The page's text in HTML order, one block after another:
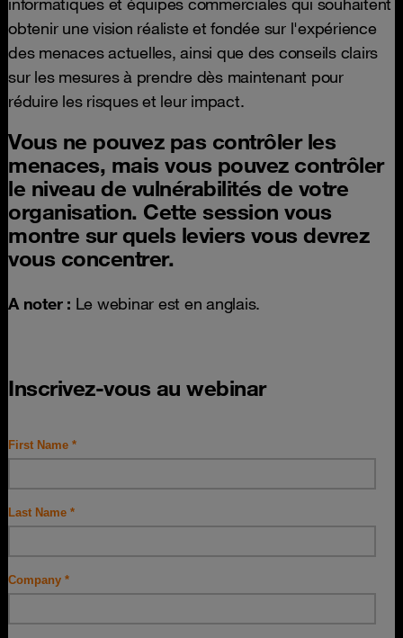
obtenir une vision réaliste et fondée sur l'expérience
des menaces actuelles, ainsi que des conseils clairs
sur les mesures à prendre dès maintenant pour
réduire les risques et leur impact.
Vous ne pouvez pas contrôler les
menaces, mais vous pouvez contrôler
le niveau de vulnérabilités de votre
organisation. Cette session vous
montre sur quels leviers vous devrez
vous concentrer.
A noter : Le webinar est en anglais.
Inscrivez-vous au webinar